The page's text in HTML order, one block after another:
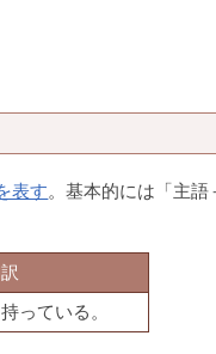
表す。基本的には「主語
っている。